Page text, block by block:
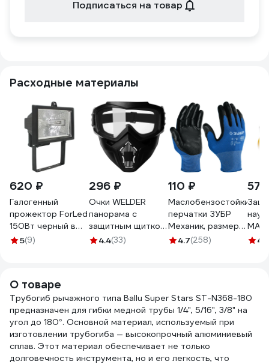
Подписаться на товар
Расходные материалы
620 ₽
Галогенный
прожектор ForLed
150Вт черный в
комплекте с
5(9)
296 ₽
Очки WELDER
панорама с
защитным щитком
ОЗТП-5-Ч
4.4(33)
110 ₽
Маслобензостойкие
перчатки ЗУБР
Механик, размер L
11276-L_z01
4.7(258) 4.4
О товаре
Трубогиб рычажного типа Ballu Super Stars ST-N368-180
предназначен для гибки медной трубы 1/4", 5/16", 3/8" на
угол до 180°. Основной материал, используемый при
изготовлении трубогиба — высокопрочный алюминиевый
сплав. Этот материал обеспечивает не только
долговечность инструмента, но и его легкость, что